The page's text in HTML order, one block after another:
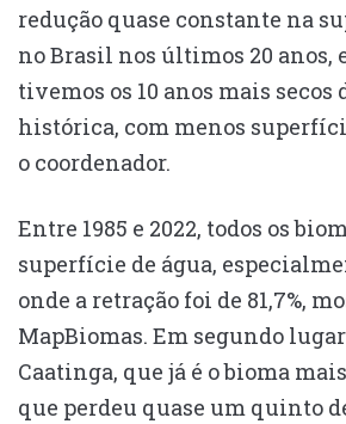
redução quase constante na
no Brasil nos últimos 20 anos,
tivemos os 10 anos mais secos
histórica, com menos
o coordenador.
Entre 1985 e 2022, todos os
superfície de água,
onde a retração foi de 81,7%,
MapBiomas. Em segundo
Caatinga, que já é o bioma
que perdeu quase um quinto